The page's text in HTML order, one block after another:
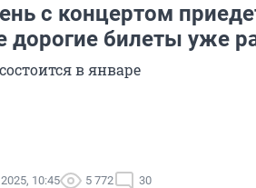
с концертом
билеты уже
в январе
10:45 5 772 30